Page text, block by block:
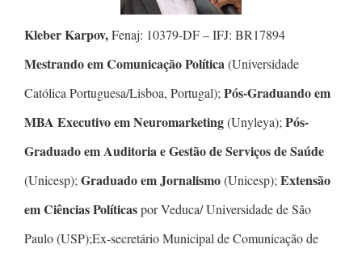
Kleber Karpov,Fenaj: 10379-DF – IFJ: BR17894
Mestrando em Comunicação Política(Universidade
Católica Portuguesa/Lisboa, Portugal); Pós-Graduando em
MBA Executivo em Neuromarketing(Unyleya); Pós-
Graduado em Auditoria e Gestão de Serviços de Saúde
(Unicesp); Graduado em Jornalismo(Unicesp); Extensão
em Ciências Políticaspor Veduca/ Universidade de São
Paulo (USP);Ex-secretário Municipal de Comunicação de